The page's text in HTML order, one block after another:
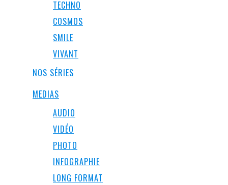
TECHNO
COSMOS
SMILE
VIVANT
NOS SÉRIES
MEDIAS
AUDIO
VIDÉO
PHOTO
INFOGRAPHIE
LONG FORMAT